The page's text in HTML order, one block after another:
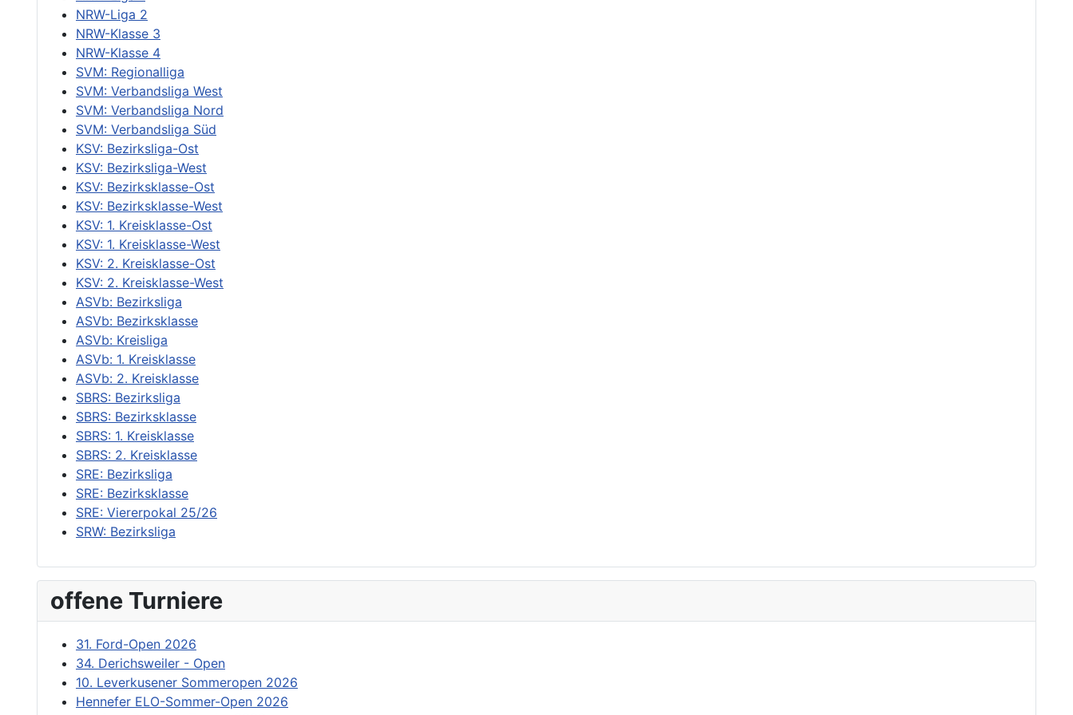
NRW-Liga 2
NRW-Klasse 3
NRW-Klasse 4
SVM: Regionalliga
SVM: Verbandsliga West
SVM: Verbandsliga Nord
SVM: Verbandsliga Süd
KSV: Bezirksliga-Ost
KSV: Bezirksliga-West
KSV: Bezirksklasse-Ost
KSV: Bezirksklasse-West
KSV: 1. Kreisklasse-Ost
KSV: 1. Kreisklasse-West
KSV: 2. Kreisklasse-Ost
KSV: 2. Kreisklasse-West
ASVb: Bezirksliga
ASVb: Bezirksklasse
ASVb: Kreisliga
ASVb: 1. Kreisklasse
ASVb: 2. Kreisklasse
SBRS: Bezirksliga
SBRS: Bezirksklasse
SBRS: 1. Kreisklasse
SBRS: 2. Kreisklasse
SRE: Bezirksliga
SRE: Bezirksklasse
SRE: Viererpokal 25/26
SRW: Bezirksliga
offene Turniere
31. Ford-Open 2026
34. Derichsweiler - Open
10. Leverkusener Sommeropen 2026
Hennefer ELO-Sommer-Open 2026